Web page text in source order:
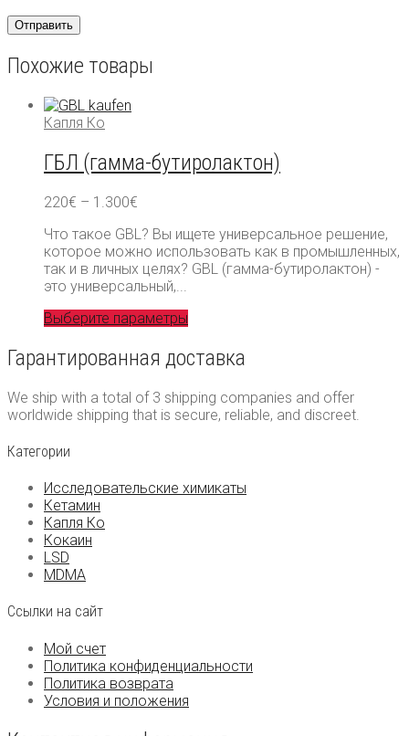
Похожие товары
Капля Ко
ГБЛ (гамма-бутиролактон)
220€ – 1.300€
220€
–
1.300€
Что такое GBL? Вы ищете универсальное решение,
которое можно использовать как в промышленных,
так и в личных целях? GBL (гамма-бутиролактон) -
это универсальный,...
Выберите параметры
Гарантированная доставка
We ship with a total of 3 shipping companies and offer
worldwide shipping that is secure, reliable, and discreet.
Категории
Исследовательские химикаты
Кетамин
Капля Ко
Кокаин
LSD
MDMA
Ссылки на сайт
Мой счет
Политика конфиденциальности
Политика возврата
Условия и положения